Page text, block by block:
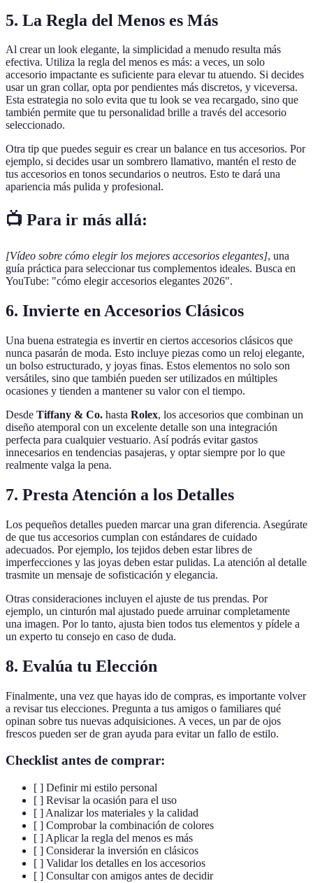
5. La Regla del Menos es Más
Al crear un look elegante, la simplicidad a menudo resulta más
efectiva. Utiliza la regla del menos es más: a veces, un solo
accesorio impactante es suficiente para elevar tu atuendo. Si decides
usar un gran collar, opta por pendientes más discretos, y viceversa.
Esta estrategia no solo evita que tu look se vea recargado, sino que
también permite que tu personalidad brille a través del accesorio
seleccionado.
Otra tip que puedes seguir es crear un balance en tus accesorios. Por
ejemplo, si decides usar un sombrero llamativo, mantén el resto de
tus accesorios en tonos secundarios o neutros. Esto te dará una
apariencia más pulida y profesional.
📺 Para ir más allá:
[Vídeo sobre cómo elegir los mejores accesorios elegantes], una
guía práctica para seleccionar tus complementos ideales. Busca en
YouTube: "cómo elegir accesorios elegantes 2026".
6. Invierte en Accesorios Clásicos
Una buena estrategia es invertir en ciertos accesorios clásicos que
nunca pasarán de moda. Esto incluye piezas como un reloj elegante,
un bolso estructurado, y joyas finas. Estos elementos no solo son
versátiles, sino que también pueden ser utilizados en múltiples
ocasiones y tienden a mantener su valor con el tiempo.
Desde Tiffany & Co. hasta Rolex, los accesorios que combinan un
diseño atemporal con un excelente detalle son una integración
perfecta para cualquier vestuario. Así podrás evitar gastos
innecesarios en tendencias pasajeras, y optar siempre por lo que
realmente valga la pena.
7. Presta Atención a los Detalles
Los pequeños detalles pueden marcar una gran diferencia. Asegúrate
de que tus accesorios cumplan con estándares de cuidado
adecuados. Por ejemplo, los tejidos deben estar libres de
imperfecciones y las joyas deben estar pulidas. La atención al detalle
trasmite un mensaje de sofisticación y elegancia.
Otras consideraciones incluyen el ajuste de tus prendas. Por
ejemplo, un cinturón mal ajustado puede arruinar completamente
una imagen. Por lo tanto, ajusta bien todos tus elementos y pídele a
un experto tu consejo en caso de duda.
8. Evalúa tu Elección
Finalmente, una vez que hayas ido de compras, es importante volver
a revisar tus elecciones. Pregunta a tus amigos o familiares qué
opinan sobre tus nuevas adquisiciones. A veces, un par de ojos
frescos pueden ser de gran ayuda para evitar un fallo de estilo.
Checklist antes de comprar:
[ ] Definir mi estilo personal
[ ] Revisar la ocasión para el uso
[ ] Analizar los materiales y la calidad
[ ] Comprobar la combinación de colores
[ ] Aplicar la regla del menos es más
[ ] Considerar la inversión en clásicos
[ ] Validar los detalles en los accesorios
[ ] Consultar con amigos antes de decidir